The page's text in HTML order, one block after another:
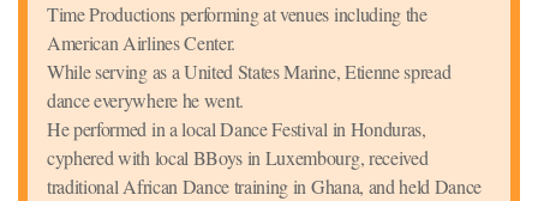
Time Productions performing at venues including the
American Airlines Center.
While serving as a United States Marine, Etienne spread
dance everywhere he went.
He performed in a local Dance Festival in Honduras,
cyphered with local BBoys in Luxembourg, received
traditional African Dance training in Ghana, and held Dance